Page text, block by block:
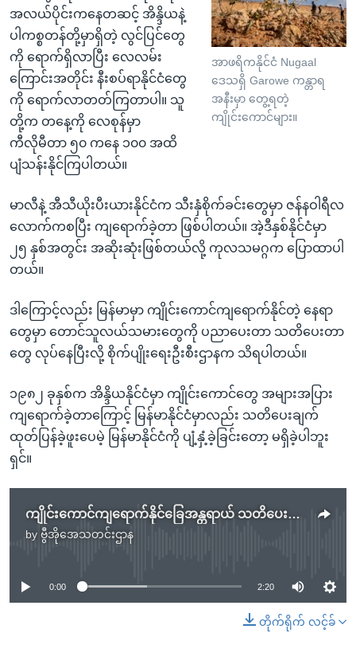
အာဖရိကနိုင်ငံ Nugaal
ဒေသရှိ Garowe ကန္တာရ
အနီးမှာ တွေ့ရတဲ့
ကျိုင်းကောင်များ။
အလယ်ပိုင်းကနေတဆင့် အိန္ဒိယနဲ့
ပါကစ္စတန်တို့မှာရှိတဲ့ လွင်ပြင်တွေ
ကို ရောက်ရှိလာပြီး လေလမ်း
ကြောင်းအတိုင်း နီးစပ်ရာနိုင်ငံတွေ
ကို ရောက်လာတတ်ကြတာပါ။ သူ
တို့က တနေ့ကို လေစုန်မှာ
ကီလိုမီတာ ၅၀ ကနေ ၁၀၀ အထိ
ပျံသန်းနိုင်ကြပါတယ်။
မာလီနဲ့ အီသီယိုးပီးယားနိုင်ငံက သီးနှံစိုက်ခင်းတွေမှာ ဇန်နဝါရီလ
လောက်ကစပြီး ကျရောက်ခဲ့တာ ဖြစ်ပါတယ်။ အဲ့ဒီနှစ်နိုင်ငံမှာ
၂၅ နှစ်အတွင်း အဆိုးဆုံးဖြစ်တယ်လို့ ကုလသမဂ္ဂက ပြောထာပါ
တယ်။
ဒါကြောင့်လည်း မြန်မာမှာ ကျိုင်းကောင်ကျရောက်နိုင်တဲ့ နေရာ
တွေမှာ တောင်သူလယ်သမားတွေကို ပညာပေးတာ သတိပေးတာ
တွေ လုပ်နေပြီးလို့ စိုက်ပျိုးရေးဦးစီးဌာနက သိရပါတယ်။
၁၉၈၂ ခုနှစ်က အိန္ဒိယနိုင်ငံမှာ ကျိုင်းကောင်တွေ အများအပြား
ကျရောက်ခဲ့တာကြောင့် မြန်မာနိုင်ငံမှာလည်း သတိပေးချက်
ထုတ်ပြန်ခဲ့ဖူးပေမဲ့ မြန်မာနိုင်ငံကို ပျံ့နှံ့ခဲ့ခြင်းတော့ မရှိခဲ့ပါဘူး
ရှင်။
ကျိုင်းကောင်ကျရောက်နိုင်ခြေအန္တရာယ် သတိပေးချက်ထုတ်ပြန်ထား
by ဗွီအိုအေသတင်းဌာန
No media source currently available
0:00 2:20
တိုက်ရိုက် လင့်ခ်